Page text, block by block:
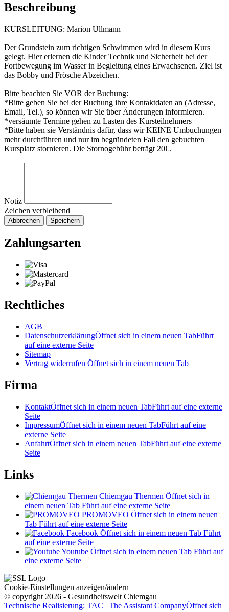
Beschreibung
KURSLEITUNG: Marion Ullmann
Der Grundstein zum richtigen Schwimmen wird in diesem Kurs
gelegt. Hier erlernen die Kinder Technik und Sicherheit bei der
Fortbewegung im Wasser in Begleitung eines Erwachsenen. Ziel ist
das Bobby und Frösche Abzeichen.
Bitte beachten Sie VOR der Buchung:
*Bitte geben Sie bei der Buchung ihre Kontaktdaten an (Adresse,
Email, Tel.), so können wir Sie über Änderungen informieren.
*versäumte Termine gehen zu Lasten des Kursteilnehmers
*Bitte haben sie Verständnis dafür, dass wir KEINE Umbuchungen
mehr durchführen und nur im begründeten Fall den gebuchten
Kursplatz stornieren. Die Stornogebühr beträgt 20€.
Notiz
Zeichen verbleibend
Abbrechen Speichern
Zahlungsarten
Rechtliches
AGB
DatenschutzerklärungÖffnet sich in einem neuen TabFührt
auf eine externe Seite
Sitemap
Vertrag widerrufen Öffnet sich in einem neuen Tab
Firma
KontaktÖffnet sich in einem neuen TabFührt auf eine externe
Seite
ImpressumÖffnet sich in einem neuen TabFührt auf eine
externe Seite
AnfahrtÖffnet sich in einem neuen TabFührt auf eine externe
Seite
Links
Chiemgau Thermen Öffnet sich in
einem neuen Tab Führt auf eine externe Seite
PROMOVEO Öffnet sich in einem neuen
Tab Führt auf eine externe Seite
Facebook Öffnet sich in einem neuen Tab Führt
auf eine externe Seite
Youtube Öffnet sich in einem neuen Tab Führt auf
eine externe Seite
Cookie-Einstellungen anzeigen/ändern
© copyright 2026 - Gesundheitswelt Chiemgau
Technische Realisierung: TAC | The Assistant CompanyÖffnet sich